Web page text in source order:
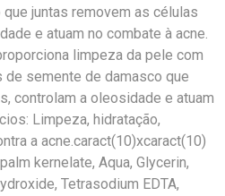
juntas removem as células
e atuam no combate à acne.
limpeza da pele com
semente de damasco que
controlam a oleosidade e atuam
Limpeza, hidratação,
a acne.caract(10)xcaract(10)
kernelate, Aqua, Glycerin,
Tetrasodium EDTA,